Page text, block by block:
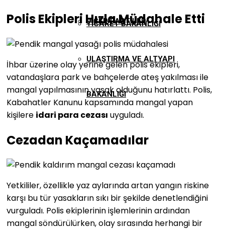
DIĞER PARTILER
TICARET BAKANLIĞI
ULAŞTIRMA VE ALTYAPI
BAKANLIĞI
Polis Ekipleri Hızla Müdahale Etti
İhbar üzerine olay yerine gelen polis ekipleri,
vatandaşlara park ve bahçelerde ateş yakılması ile
mangal yapılmasının yasak olduğunu hatırlattı. Polis,
Kabahatler Kanunu kapsamında mangal yapan
kişilere idari para cezası uyguladı.
Cezadan Kaçamadılar
Yetkililer, özellikle yaz aylarında artan yangın riskine
karşı bu tür yasakların sıkı bir şekilde denetlendiğini
vurguladı. Polis ekiplerinin işlemlerinin ardından
mangal söndürülürken, olay sırasında herhangi bir